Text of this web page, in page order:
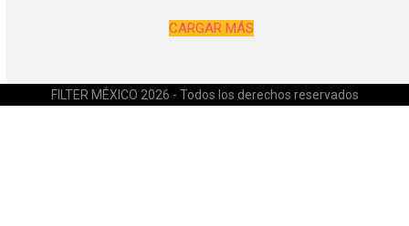
CARGAR MÁS
FILTER MÉXICO 2026 - Todos los derechos reservados